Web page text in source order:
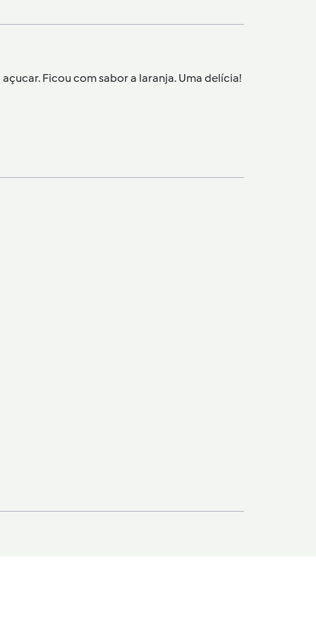
Ficou com sabor a laranja. Uma delícia!